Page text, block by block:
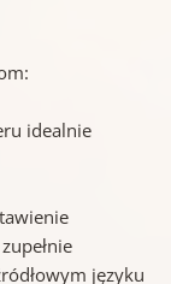
idealnie
języku